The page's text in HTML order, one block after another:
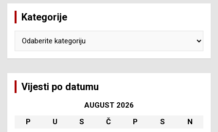
Kategorije
Vijesti po datumu
AUGUST 2026
P
U S Č P S
N